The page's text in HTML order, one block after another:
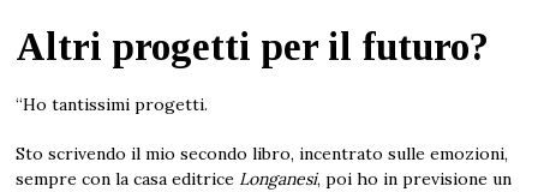
Altri progetti per il futuro?
“Ho tantissimi progetti.
Sto scrivendo il mio secondo libro, incentrato sulle emozioni,
sempre con la casa editrice Longanesi, poi ho in previsione un